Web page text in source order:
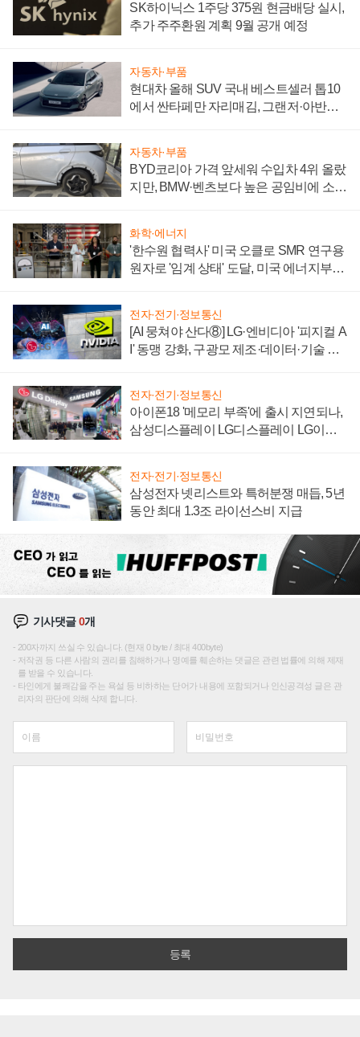
SK하이닉스 1주당 375원 현금배당 실시,
추가 주주환원 계획 9월 공개 예정
자동차·부품
현대차 올해 SUV 국내 베스트셀러 톱10
에서 싼타페만 자리매김, 그랜저·아반떼
자동차·부품
BYD코리아 가격 앞세워 수입차 4위 올랐
지만, BMW·벤츠보다 높은 공임비에 소비
화학·에너지
'한수원 협력사' 미국 오클로 SMR 연구용
원자로 '임계 상태' 도달, 미국 에너지부
전자·전기·정보통신
[AI 뭉쳐야 산다⑧] LG·엔비디아 '피지컬 A
I' 동맹 강화, 구광모 제조·데이터·기술 결
전자·전기·정보통신
아이폰18 '메모리 부족'에 출시 지연되나,
삼성디스플레이 LG디스플레이 LG이노
전자·전기·정보통신
삼성전자 넷리스트와 특허분쟁 매듭, 5년
동안 최대 1.3조 라이선스비 지급
기사댓글0개
200자까지 쓰실 수 있습니다. (현재 0 byte / 최대 400byte)
저작권 등 다른 사람의 권리를 침해하거나 명예를 훼손하는 댓글은 관련 법률에 의해 제재
를 받을 수 있습니다.
타인에게 불쾌감을 주는 욕설 등 비하하는 단어가 내용에 포함되거나 인신공격성 글은 관
리자의 판단에 의해 삭제 합니다.